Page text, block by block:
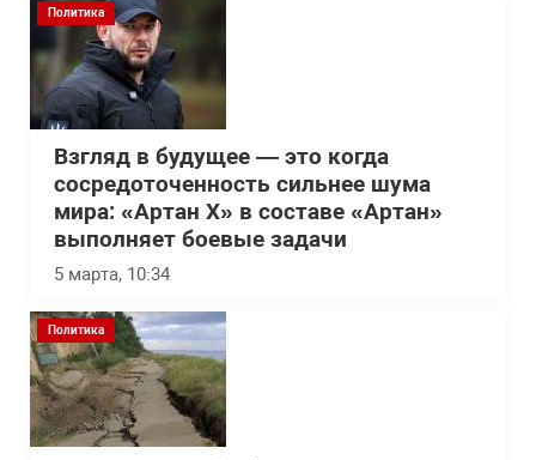
Политика
Взгляд в будущее — это когда
сосредоточенность сильнее шума
мира: «Артан Х» в составе «Артан»
выполняет боевые задачи
5 марта, 10:34
Политика